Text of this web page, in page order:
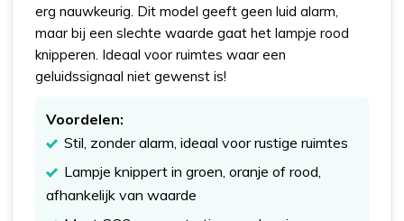
erg nauwkeurig. Dit model geeft geen luid alarm,
maar bij een slechte waarde gaat het lampje rood
knipperen. Ideaal voor ruimtes waar een
geluidssignaal niet gewenst is!
Voordelen:
Stil, zonder alarm, ideaal voor rustige ruimtes
Lampje knippert in groen, oranje of rood,
afhankelijk van waarde